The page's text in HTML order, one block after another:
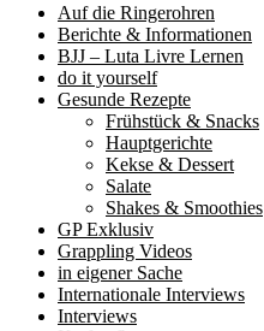
Auf die Ringerohren
Berichte & Informationen
BJJ – Luta Livre Lernen
do it yourself
Gesunde Rezepte
Frühstück & Snacks
Hauptgerichte
Kekse & Dessert
Salate
Shakes & Smoothies
GP Exklusiv
Grappling Videos
in eigener Sache
Internationale Interviews
Interviews